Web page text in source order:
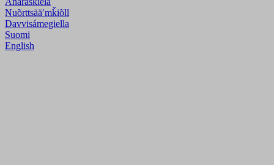
Nuõrttsääʹmǩiõll
Davvisámegiella
Suomi
English